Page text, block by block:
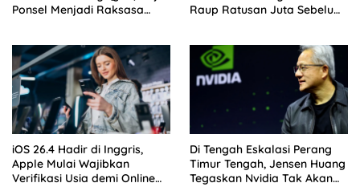
Ponsel Menjadi Raksasa
Raup Ratusan Juta Sebelum
iOS 26.4 Hadir di Inggris,
Apple Mulai Wajibkan
Verifikasi Usia demi Online
Di Tengah Eskalasi Perang
Timur Tengah, Jensen Huang
Tegaskan Nvidia Tak Akan